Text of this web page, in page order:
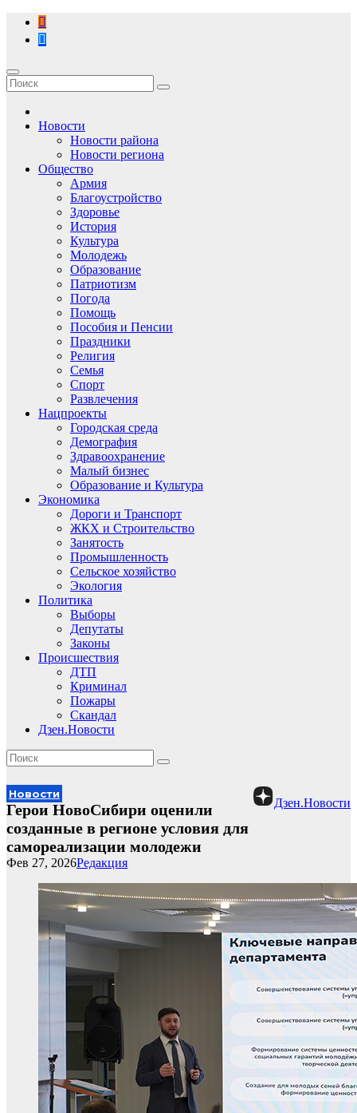
Перейти
содержимому
Новости
Новости района
Новости региона
Общество
Армия
Благоустройство
Здоровье
История
Культура
Молодежь
Образование
Патриотизм
Погода
Помощь
Пособия и Пенсии
Праздники
Религия
Семья
Спорт
Развлечения
Нацпроекты
Городская среда
Демография
Здравоохранение
Малый бизнес
Образование и Культура
Экономика
Дороги и Транспорт
ЖКХ и Строительство
Занятость
Промышленность
Сельское хозяйство
Экология
Политика
Выборы
Депутаты
Законы
Происшествия
ДТП
Криминал
Пожары
Скандал
Дзен.Новости
Дзен.Новости
Новости
Герои НовоСибири оценили
созданные в регионе условия для
самореализации молодежи
Редакция
Фев 27, 2026